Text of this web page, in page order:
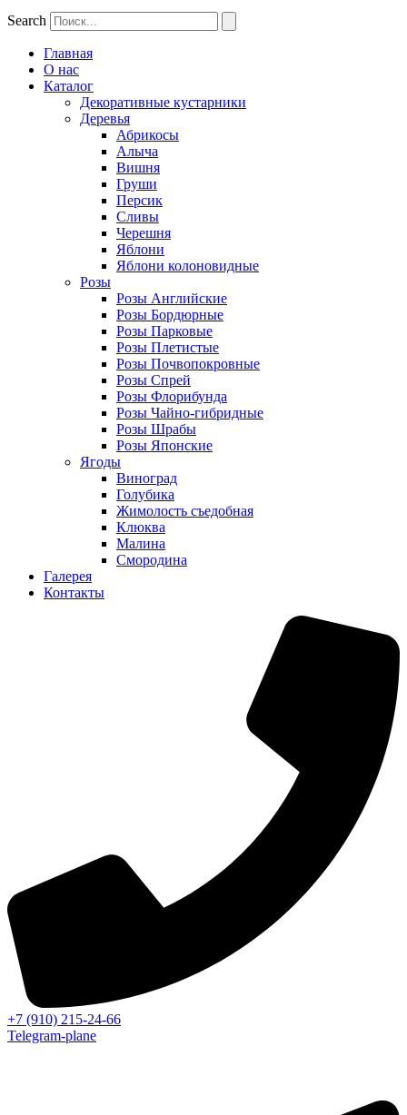
Search
Главная
О нас
Каталог
Декоративные кустарники
Деревья
Абрикосы
Алыча
Вишня
Груши
Персик
Сливы
Черешня
Яблони
Яблони колоновидные
Розы
Розы Английские
Розы Бордюрные
Розы Парковые
Розы Плетистые
Розы Почвопокровные
Розы Спрей
Розы Флорибунда
Розы Чайно-гибридные
Розы Шрабы
Розы Японские
Ягоды
Виноград
Голубика
Жимолость съедобная
Клюква
Малина
Смородина
Галерея
Контакты
+7 (910) 215-24-66
Telegram-plane